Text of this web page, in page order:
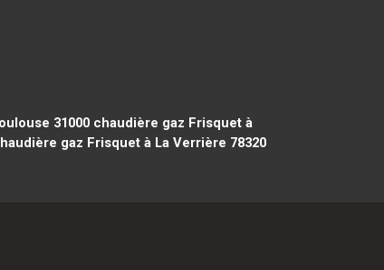
31000 chaudière gaz Frisquet à
gaz Frisquet à La Verrière 78320